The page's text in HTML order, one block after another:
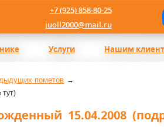
+7 (925) 858-80-25
juoll2000@mail.ru
Услуги Нашим
пометов
тут)
15.04.2008